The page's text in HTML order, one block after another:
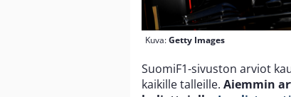
Kuva:Getty Images
SuomiF1-sivuston arviot
kaikille talleille. Aiemmin